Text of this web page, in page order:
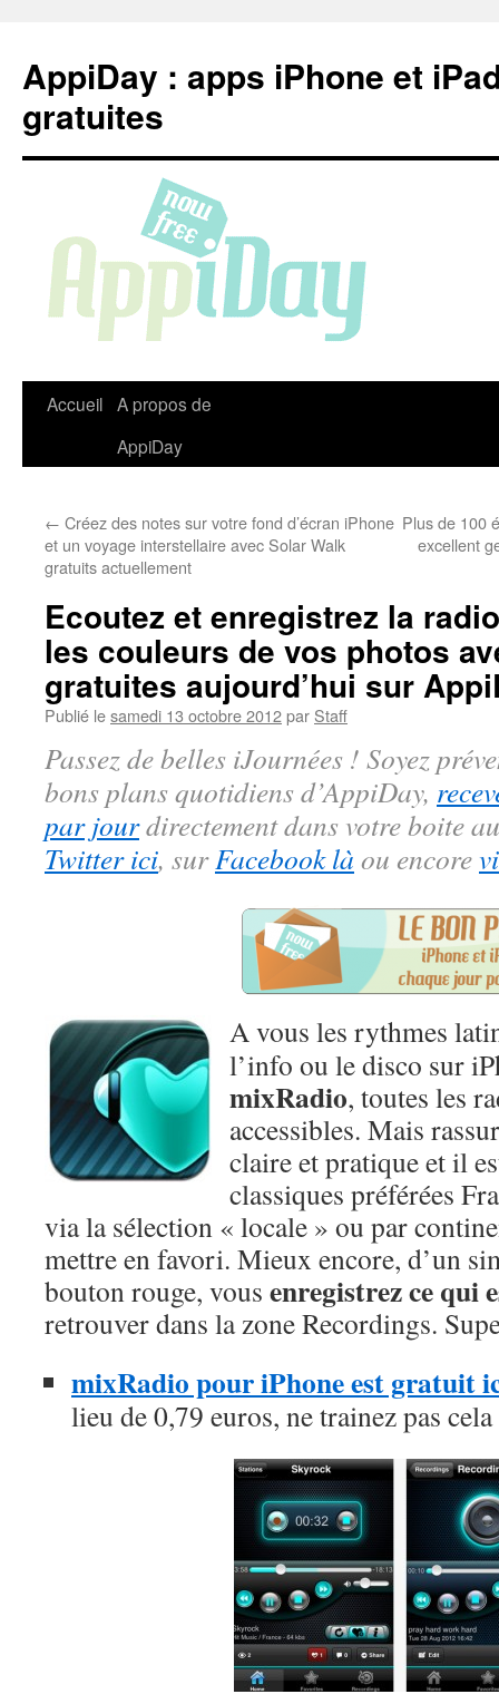
contenu
AppiDay : apps iPhone et
gratuites
Accueil A propos de
AppiDay
← Créez des notes sur votre fond d’écran iPhone
et un voyage interstellaire avec Solar Walk
gratuits actuellement
Plus de 100
excellent
Ecoutez et enregistrez la
les couleurs de vos photos
gratuites aujourd’hui sur
Publié lesamedi 13 octobre 2012par Staff
Passez de belles iJournées ! Soyez
bons plans quotidiens d’AppiDay,
par jourdirectement dans votre boite
Twitter ici, surFacebook là ou encore
A vous les rythmes
l’info ou le disco sur
mixRadio, toutes les
accessibles. Mais
claire et pratique et il
classiques préférées
via la sélection « locale » ou par
mettre en favori. Mieux encore, d’un
bouton rouge, vous enregistrez ce qui
retrouver dans la zone Recordings.
mixRadio pour iPhone est gratuit
lieu de 0,79 euros, ne trainez pas